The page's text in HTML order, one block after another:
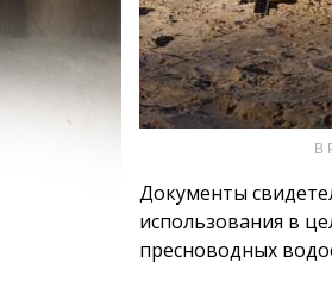
В
Документы
использования в
пресноводных